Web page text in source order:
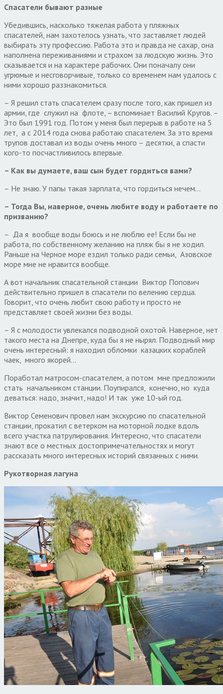
Спасатели бывают разные
Убедившись, насколько тяжелая работа у пляжных
спасателей, нам захотелось узнать, что заставляет людей
выбирать эту профессию. Работа это и правда не сахар, она
наполнена переживаниями и страхом за людскую жизнь. Это
сказывается и на характере рабочих. Они поначалу они
угрюмые и несговорчивые, только со временем нам удалось с
ними хорошо раззнакомиться.
– Я решил стать спасателем сразу после того, как пришел из
армии, где служил на флоте, – вспоминает Василий Кругов. –
Это был 1991 год. Потом у меня был перерыв в работе на 5
лет, а с 2014 года снова работаю спасателем. За это время
трупов доставал из воды очень много – десятки, а спасти
кого-то посчастливилось впервые.
– Как вы думаете, ваш сын будет гордиться вами?
– Не знаю. У папы такая зарплата, что гордиться нечем…
– Тогда Вы, наверное, очень любите воду и работаете по
призванию?
– Да я вообще воды боюсь и не люблю ее! Если бы не
работа, по собственному желанию на пляж бы я не ходил.
Раньше на Черное море ездил только ради семьи, Азовское
море мне не нравится вообще.
А вот начальник спасательной станции Виктор Попович
действительно пришел в спасатели по велению сердца.
Говорит, что очень любит свою работу и просто не
представляет своей жизни без воды.
– Я с молодости увлекался подводной охотой. Наверное, нет
такого места на Днепре, куда бы я не нырял. Подводный мир
очень интересный: я находил обломки казацких кораблей
чаек, много якорей…
Поработал матросом-спасателем, а потом мне предложили
стать начальником станции. Поупирался, конечно, но куда
деваться: надо, значит, надо! И так уже 10-ый год.
Виктор Семенович провел нам экскурсию по спасательной
станции, прокатил с ветерком на моторной лодке вдоль
всего участка патрулирования. Интересно, что спасатели
знают все о местных достопримечательностях и могут
рассказать много интересных историй связанных с ними.
Рукотворная лагуна